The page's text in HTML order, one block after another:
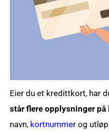
Eier du et kredittkort, har
står flere opplysninger på
navn, kortnummer og